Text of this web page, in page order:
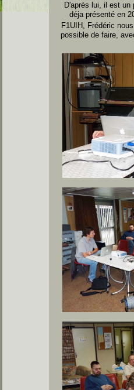
D'après lui, il est
déja présenté en
F1UIH, Frédéric
possible de faire,